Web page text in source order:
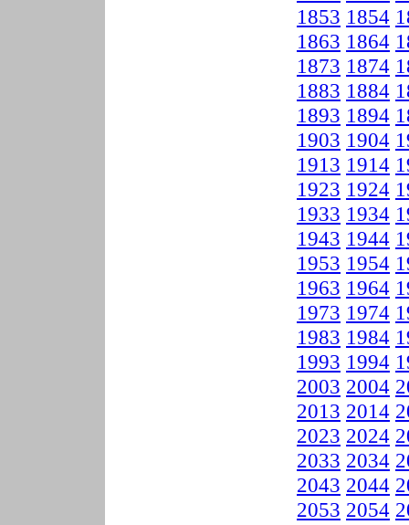
1853 1854
1863 1864
1873 1874
1883 1884
1893 1894
1903 1904
1913 1914
1923 1924
1933 1934
1943 1944
1953 1954
1963 1964
1973 1974
1983 1984
1993 1994
2003 2004
2013 2014
2023 2024
2033 2034
2043 2044
2053 2054